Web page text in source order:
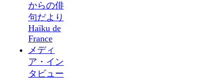
からの俳
句だより
Haïku de
France
メディ
ア・イン
タビュー